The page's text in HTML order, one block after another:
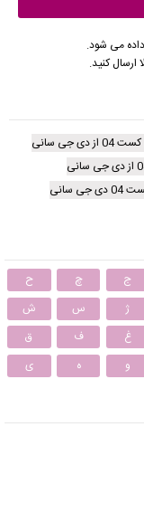
می شود.
ارسال کنید.
جی سانی
جی سانی
ج چ
ح
ژ س
ش
غ ف
ق
و ه ی